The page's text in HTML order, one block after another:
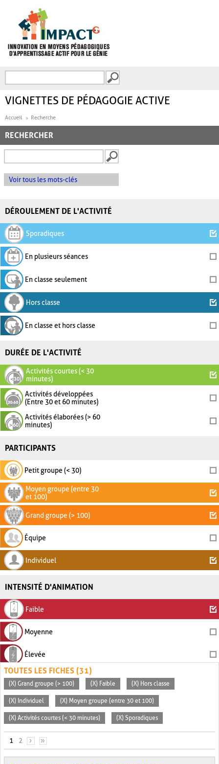
FORMULAIRE DE
VIGNETTES DE PÉDAGOGIE ACTIVE
Accueil Recherche
RECHERCHER
Voir tous les mots-clés
DÉROULEMENT DE L'ACTIVITÉ
Sporadiques
En plusieurs séances
En classe seulement
Hors classe
En classe et hors classe
DURÉE DE L'ACTIVITÉ
Activités courtes (< 30
minutes)
Activités développées
(Entre 30 et 60 minutes)
Activités élaborées (> 60
minutes)
PARTICIPANTS
Petit groupe (< 30)
Moyen groupe (entre 30
et 100)
Grand groupe (> 100)
Équipe
Individuel
INTENSITÉ D'ANIMATION
Faible
Moyenne
Élevée
TOUTES LES FICHES (31)
(X) Grand groupe (> 100) (X) Faible (X) Hors classe
(X) Individuel (X) Moyen groupe (entre 30 et 100)
(X) Activités courtes (< 30 minutes) (X) Sporadiques
PAGES
1 2 › »